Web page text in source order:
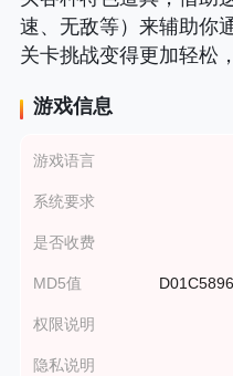
速、无敌等）来辅助你
关卡挑战变得更加轻松
游戏信息
游戏语言
系统要求
是否收费
MD5值
权限说明
隐私说明